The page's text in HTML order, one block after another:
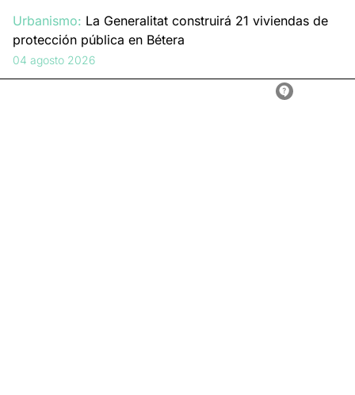
Urbanismo: La Generalitat construirá 21 viviendas de
protección pública en Bétera
04 agosto 2026